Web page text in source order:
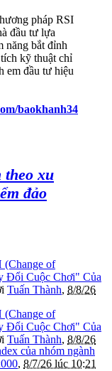
pháp RSI
đầu tư lựa
năng bắt đỉnh
kỹ thuật chỉ
em đầu tư hiệu
baokhanh34
theo xu
đảo
of
Đổi Cuộc Chơi" Của
Tuấn Thành, 8/8/26
of
Đổi Cuộc Chơi" Của
Tuấn Thành, 8/8/26
của nhóm ngành
, 8/7/26 lúc 10:21